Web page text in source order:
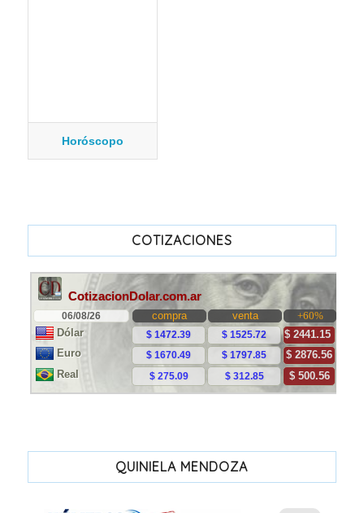
Horóscopo
COTIZACIONES
QUINIELA MENDOZA